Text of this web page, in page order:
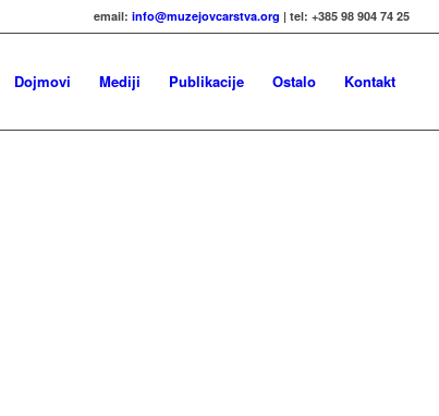
email:info@muzejovcarstva.org | tel: +385 98 904 74 25
Dojmovi Mediji Publikacije Ostalo Kontakt